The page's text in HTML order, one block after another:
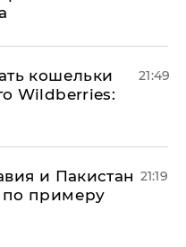
кошельки
Wildberries:
21:49
и Пакистан
по примеру
21:19